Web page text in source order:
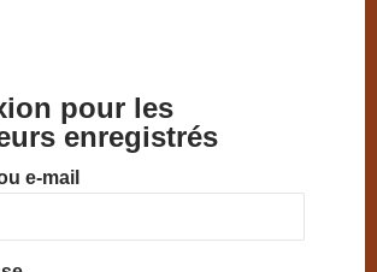
pour les
enregistrés
e-mail